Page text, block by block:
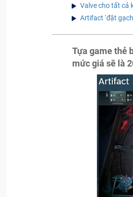
Valve cho tất cả
Artifact ‘đặt
Tựa game thẻ
mức giá sẽ là